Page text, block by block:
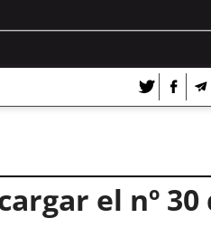
el nº 30